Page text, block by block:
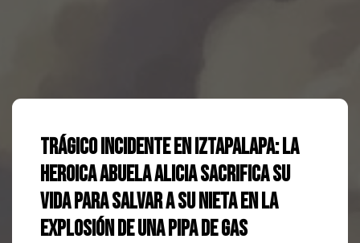
Trágico Incidente en Iztapalapa: La
Heroica Abuela Alicia Sacrifica su
Vida para Salvar a su Nieta en la
Explosión de una Pipa de Gas